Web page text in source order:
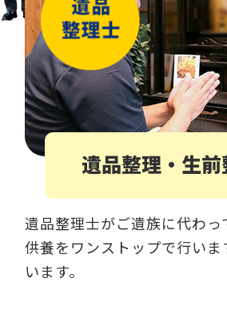
遺品整理・生
遺品整理士がご遺族に代わ
供養をワンストップで行いま
います。